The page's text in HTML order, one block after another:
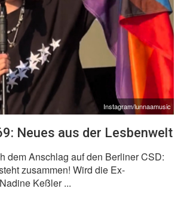
Instagram/lunnaamusic
Neues aus der Lesbenwelt
dem Anschlag auf den Berliner CSD:
zusammen! Wird die Ex-
Keßler ...